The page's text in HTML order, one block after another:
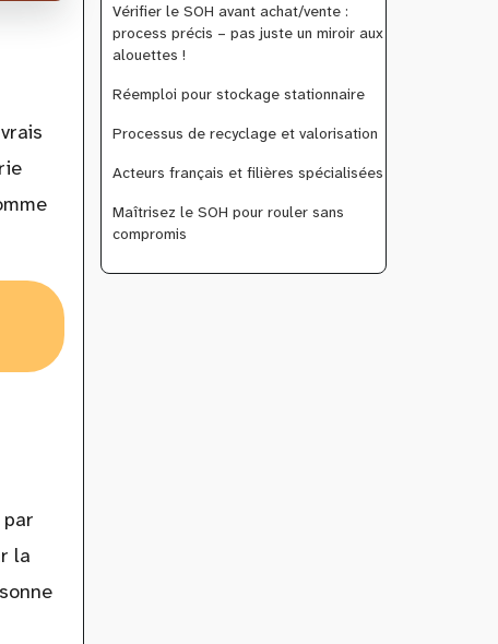
la
Vérifier le SOH avant achat/vente :
process précis – pas juste un miroir aux
alouettes !
Réemploi pour stockage stationnaire
Processus de recyclage et valorisation
Acteurs français et filières spécialisées
Maîtrisez le SOH pour rouler sans
compromis